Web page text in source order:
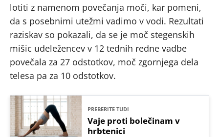
lotiti z namenom povečanja moči, kar pomeni,
da s posebnimi utežmi vadimo v vodi. Rezultati
raziskav so pokazali, da se je moč stegenskih
mišic udeležencev v 12 tednih redne vadbe
povečala za 27 odstotkov, moč zgornjega dela
telesa pa za 10 odstotkov.
PREBERITE TUDI
Vaje proti bolečinam v
hrbtenici